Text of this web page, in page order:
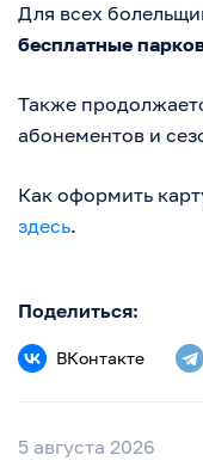
Для всех
бесплатные
Также
абонементов и
Как оформить
здесь.
Поделиться:
ВКонтакте
5 августа 2026